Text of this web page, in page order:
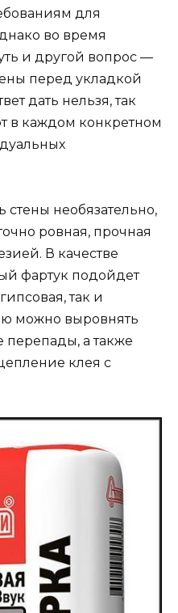
для
во время
и другой вопрос —
перед укладкой
дать нельзя, так
в каждом конкретном
стены необязательно,
ровная, прочная
В качестве
фартук подойдет
так и
можно выровнять
перепады, а также
клея с